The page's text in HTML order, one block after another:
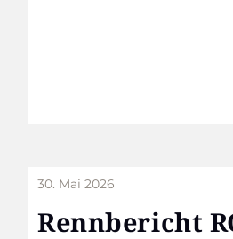
30. Mai 2026
Renn­be­richt